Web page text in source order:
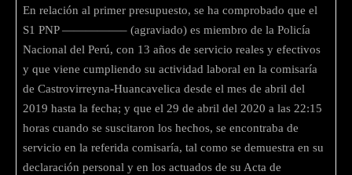
En relación al primer presupuesto, se ha comprobado que el
S1 PNP —————– (agraviado) es miembro de la Policía
Nacional del Perú, con 13 años de servicio reales y efectivos
y que viene cumpliendo su actividad laboral en la comisaría
de Castrovirreyna-Huancavelica desde el mes de abril del
2019 hasta la fecha; y que el 29 de abril del 2020 a las 22:15
horas cuando se suscitaron los hechos, se encontraba de
servicio en la referida comisaría, tal como se demuestra en su
declaración personal y en los actuados de su Acta de